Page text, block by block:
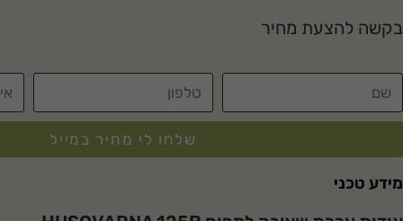
בקשה להצעת מחיר
שלחו לי מחיר במייל
מידע טכני